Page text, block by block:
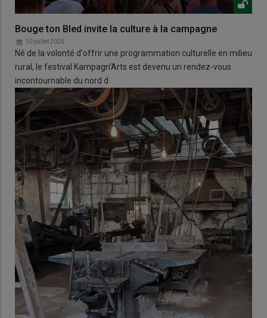
Bouge ton Bled invite la culture à la campagne
10 juillet 2026
Né de la volonté d'offrir une programmation culturelle en milieu
rural, le festival Kampagn'Arts est devenu un rendez-vous
incontournable du nord d